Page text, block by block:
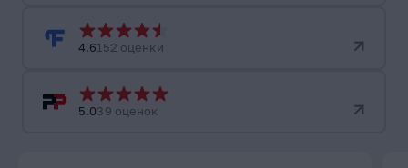
4.6152 оценки
5.039 оценок